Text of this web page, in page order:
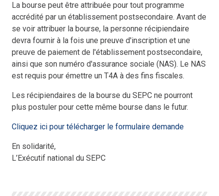
La bourse peut être attribuée pour tout programme
accrédité par un établissement postsecondaire. Avant de
se voir attribuer la bourse, la personne récipiendaire
devra fournir à la fois une preuve d'inscription et une
preuve de paiement de l'établissement postsecondaire,
ainsi que son numéro d'assurance sociale (NAS). Le NAS
est requis pour émettre un T4A à des fins fiscales.
Les récipiendaires de la bourse du SEPC ne pourront
plus postuler pour cette même bourse dans le futur.
Cliquez ici pour télécharger le formulaire demande
En solidarité,
L’Exécutif national du SEPC